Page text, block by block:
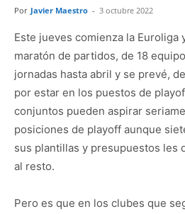
Por Javier Maestro - 3 octubre 2022
Este jueves comienza la Euroliga
maratón de partidos, de 18
jornadas hasta abril y se prevé,
por estar en los puestos de
conjuntos pueden aspirar
posiciones de playoff aunque
sus plantillas y presupuestos les
al resto.
Pero es que en los clubes que